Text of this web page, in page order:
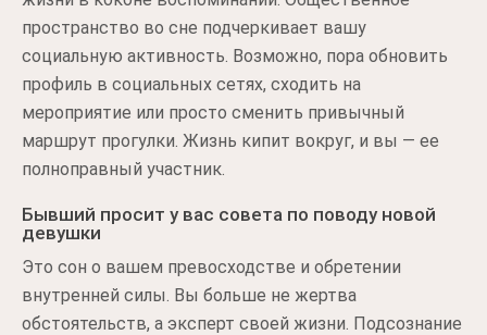
пространство во сне подчеркивает вашу
социальную активность. Возможно, пора обновить
профиль в социальных сетях, сходить на
мероприятие или просто сменить привычный
маршрут прогулки. Жизнь кипит вокруг, и вы — ее
полноправный участник.
Бывший просит у вас совета по поводу новой
девушки
Это сон о вашем превосходстве и обретении
внутренней силы. Вы больше не жертва
обстоятельств, а эксперт своей жизни. Подсознание